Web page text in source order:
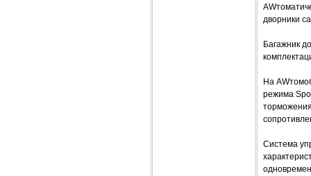
дворники
Багажник
На
режима
Система